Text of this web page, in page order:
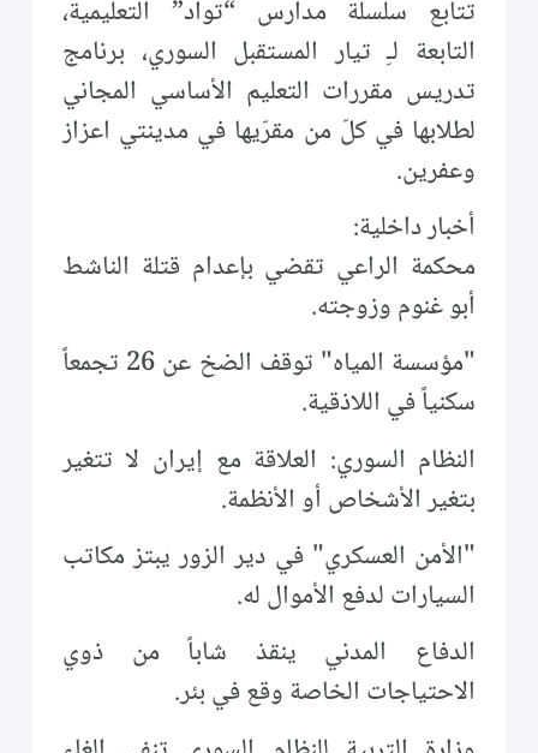
تتابع سلسلة مدارس “تواد” التعليمية،
التابعة لـِ تيار المستقبل السوري، برنامج
تدريس مقررات التعليم الأساسي المجاني
لطلابها في كلّ من مقرّيها في مدينتي اعزاز
وعفرين.
أخبار داخلية:
محكمة الراعي تقضي بإعدام قتلة الناشط
أبو غنوم وزوجته.
"مؤسسة المياه" توقف الضخ عن 26 تجمعاً
سكنياً في اللاذقية.
النظام السوري: العلاقة مع إيران لا تتغير
بتغير الأشخاص أو الأنظمة.
"الأمن العسكري" في دير الزور يبتز مكاتب
السيارات لدفع الأموال له.
الدفاع المدني ينقذ شاباً من ذوي
الاحتياجات الخاصة وقع في بئر.